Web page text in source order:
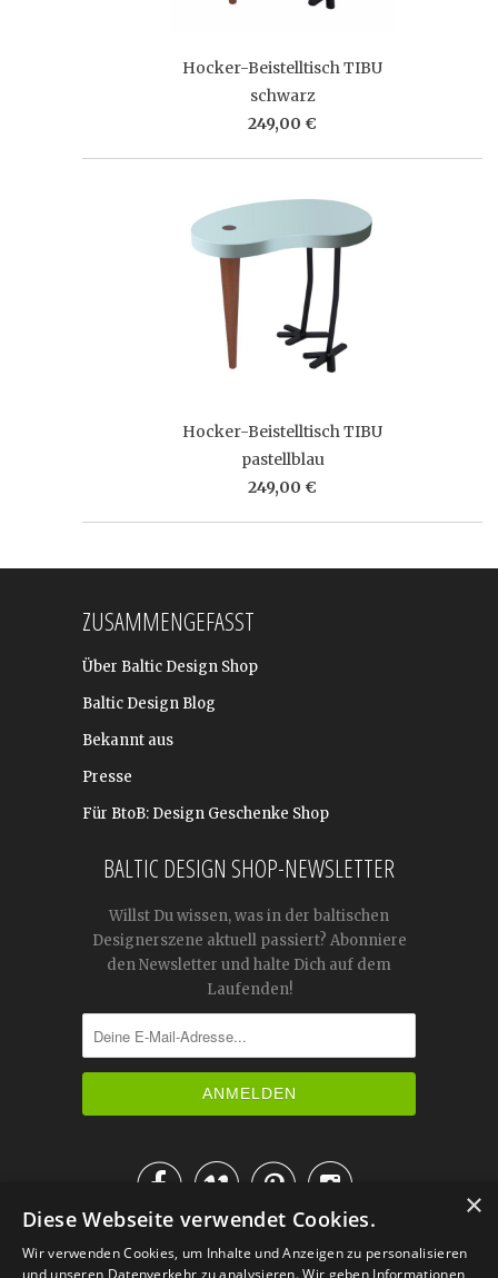
Hocker-Beistelltisch TIBU
schwarz
249,00 €
Hocker-Beistelltisch TIBU
pastellblau
249,00 €
ZUSAMMENGEFASST
Über Baltic Design Shop
Baltic Design Blog
Bekannt aus
Presse
Für BtoB: Design Geschenke Shop
BALTIC DESIGN SHOP-NEWSLETTER
Willst Du wissen, was in der baltischen
Designerszene aktuell passiert? Abonniere
den Newsletter und halte Dich auf dem
Laufenden!

IM KATALOG BLÄTTERN
×
Diese Webseite verwendet Cookies.
Wir verwenden Cookies, um Inhalte und Anzeigen zu personalisieren
und unseren Datenverkehr zu analysieren. Wir geben Informationen